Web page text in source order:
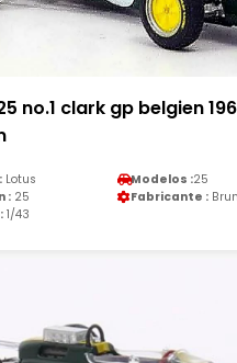
no.1 clark gp belgien
Lotus Modelos :25
: 25 Fabricante :
1/43